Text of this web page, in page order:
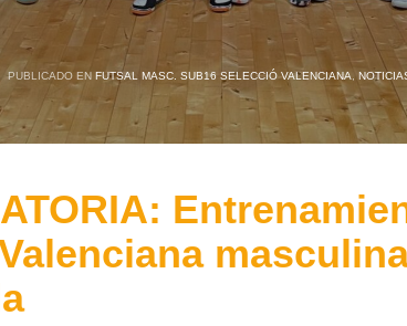
PUBLICADO EN FUTSAL MASC. SUB16 SELECCIÓ VALENCIANA